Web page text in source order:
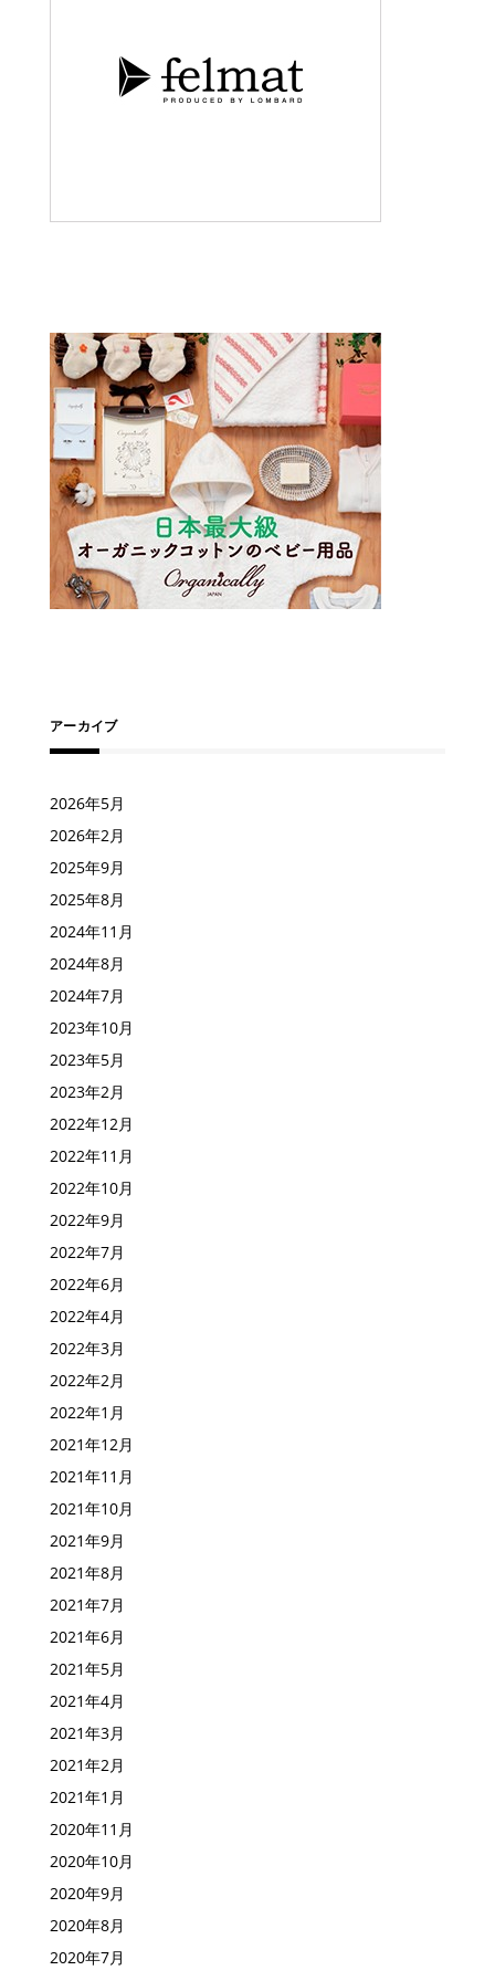
2026年5月
2026年2月
2025年9月
2025年8月
2024年11月
2024年8月
2024年7月
2023年10月
2023年5月
2023年2月
2022年12月
2022年11月
2022年10月
2022年9月
2022年7月
2022年6月
2022年4月
2022年3月
2022年2月
2022年1月
2021年12月
2021年11月
2021年10月
2021年9月
2021年8月
2021年7月
2021年6月
2021年5月
2021年4月
2021年3月
2021年2月
2021年1月
2020年11月
2020年10月
2020年9月
2020年8月